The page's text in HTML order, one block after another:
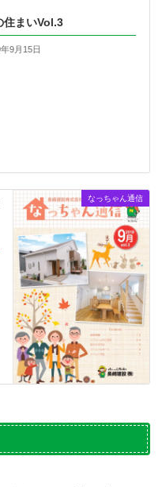
住まいVol.3
9月15日
なっちゃん通信